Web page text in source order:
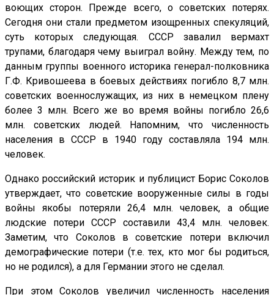
воющих сторон. Прежде всего, о советских потерях.
Сегодня они стали предметом изощренных спекуляций,
суть которых следующая. СССР завалил вермахт
трупами, благодаря чему выиграл войну. Между тем, по
данным группы военного историка генерал-полковника
Г.Ф. Кривошеева в боевых действиях погибло 8,7 млн.
советских военнослужащих, из них в немецком плену
более 3 млн. Всего же во время войны погибло 26,6
млн. советских людей. Напомним, что численность
населения в СССР в 1940 году составляла 194 млн.
человек.
Однако российский историк и публицист Борис Соколов
утверждает, что советские вооруженные силы в годы
войны якобы потеряли 26,4 млн. человек, а общие
людские потери СССР составили 43,4 млн. человек.
Заметим, что Соколов в советские потери включил
демографические потери (т.е. тех, кто мог бы родиться,
но не родился), а для Германии этого не сделал.
При этом Соколов увеличил численность населения